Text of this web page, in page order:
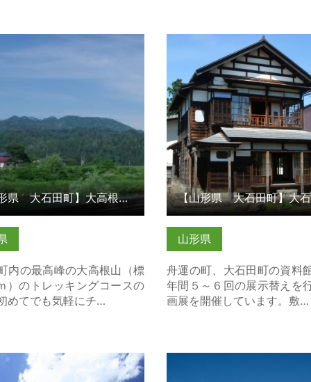
内の最高峰の大高根山（標
）のトレッキングコースの
めてでも気軽にチ…
大石田町】大高根山登山
こちら
【山形県 大石田町】大高根山登山
山形県
舟運の町、大石田町の資料
年間５～６回の展示替えを
画展を開催しています。敷…
【山形県 大石田町】大石
史民俗資料館 の詳細はこち
ルド の詳細はこちら